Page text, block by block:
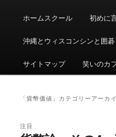
ホームスクール 初めに
沖縄とウィスコンシンと囲碁
サイトマップ 笑いのカ
「貨幣価値 」カテゴリーアーカ
注目